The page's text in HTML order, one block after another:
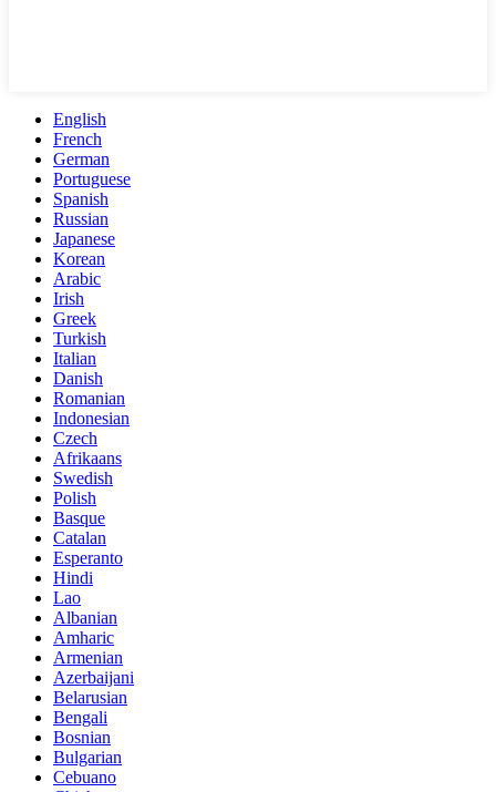
English
French
German
Portuguese
Spanish
Russian
Japanese
Korean
Arabic
Irish
Greek
Turkish
Italian
Danish
Romanian
Indonesian
Czech
Afrikaans
Swedish
Polish
Basque
Catalan
Esperanto
Hindi
Lao
Albanian
Amharic
Armenian
Azerbaijani
Belarusian
Bengali
Bosnian
Bulgarian
Cebuano